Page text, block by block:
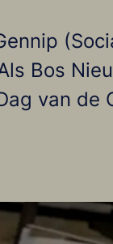
Bos
van de